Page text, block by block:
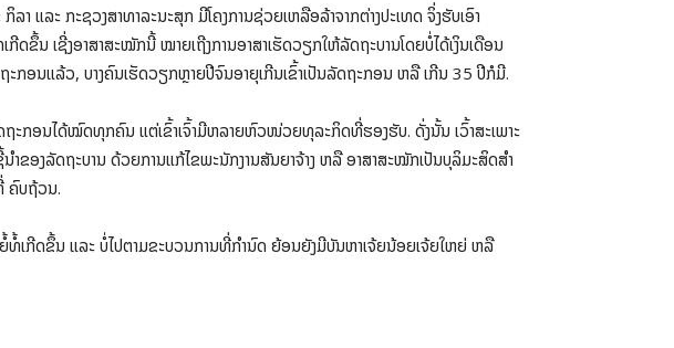
າ ແລະ ກະຊວງສາທາລະນະສຸກ ມີໂຄງການຊ່ວຍເຫລືອລ້າຈາກຕ່າງປະເທດ ຈິ່ງຮັບເອົາ
ຂຶ້ນ ເຊີ່ງອາສາສະໝັກນີ້ ໝາຍເຖີງການອາສາເຮັດວຽກໃຫ້ລັດຖະບານໂດຍບໍ່ໄດ້ເງິນເດືອນ
ອນແລ້ວ, ບາງຄົນເຮັດວຽກຫຼາຍປີຈົນອາຍຸເກີນເຂົ້າເປັນລັດຖະກອນ ຫລື ເກີນ 35 ປີກໍມີ.
ຖະກອນໄດ້ໝົດທຸກຄົນ ແຕ່ເຂົ້າເຈົ້າມີຫລາຍຫົວໜ່ວຍທຸລະກິດທີ່ຮອງຮັບ. ດັ່ງນັ້ນ ເວົ້າສະເພາະ
ອງລັດຖະບານ ດ້ວຍການແກ້ໄຂພະນັກງານສັນຍາຈ້າງ ຫລື ອາສາສະໝັກເປັນບຸລິມະສິດສໍາ
ຄົບຖ້ວນ.
ທໍ້ເກີດຂຶ້ນ ແລະ ບໍ່ໄປຕາມຂະບວນການທີ່ກໍານົດ ຍ້ອນຍັງມີບັນຫາເຈ້ຍນ້ອຍເຈ້ຍໃຫຍ່ ຫລື